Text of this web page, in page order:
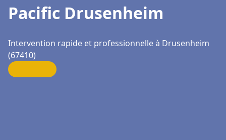
Pacific Drusenheim
Intervention rapide et professionnelle à Drusenheim
(67410)